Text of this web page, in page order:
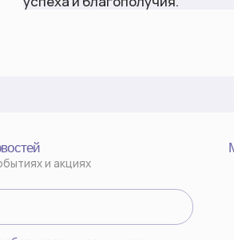
и акциях
ИП КСЕНОФОНТОВА МАРИНА